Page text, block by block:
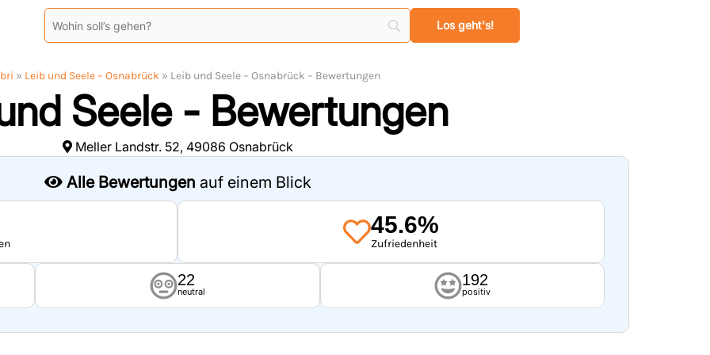
» Leib und Seele – Osnabrück» Leib und Seele – Osnabrück – Bewertungen
Seele - Bewertungen
Meller Landstr. 52, 49086 Osnabrück
Alle Bewertungen auf einem Blick
45.6%
Zufriedenheit
22
neutral
192
positiv